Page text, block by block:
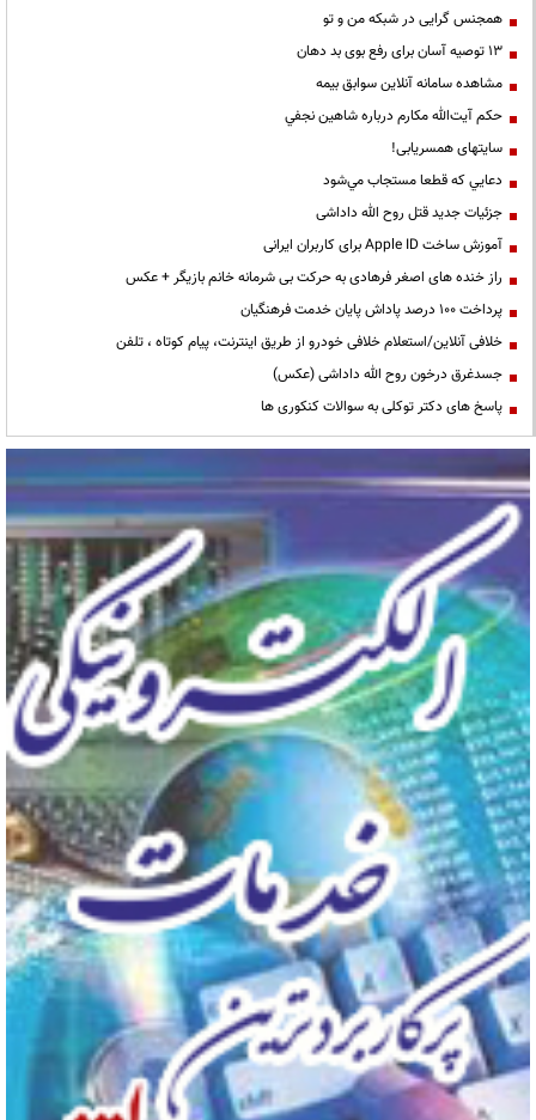
همجنس گرایی در شبکه من و تو
13 توصیه آسان برای رفع بوی بد دهان
مشاهده سامانه آنلاين سوابق بیمه
حكم آيت‌الله مكارم درباره شاهين نجفي
سایتهای همسریابی!
دعايي كه قطعا مستجاب مي‌شود
جزئیات جدید قتل روح الله داداشی
آموزش ساخت Apple ID برای کاربران ایرانی
راز خنده های اصغر فرهادی به حرکت بی شرمانه خانم بازیگر + عکس
پرداخت ۱۰۰ درصد پاداش پایان خدمت فرهنگیان
خلافی آنلاین/استعلام خلافی خودرو از طریق اینترنت، پیام کوتاه ، تلفن
جسدغرق درخون روح الله داداشی (عکس)
پاسخ های دکتر توکلی به سوالات کنکوری ها